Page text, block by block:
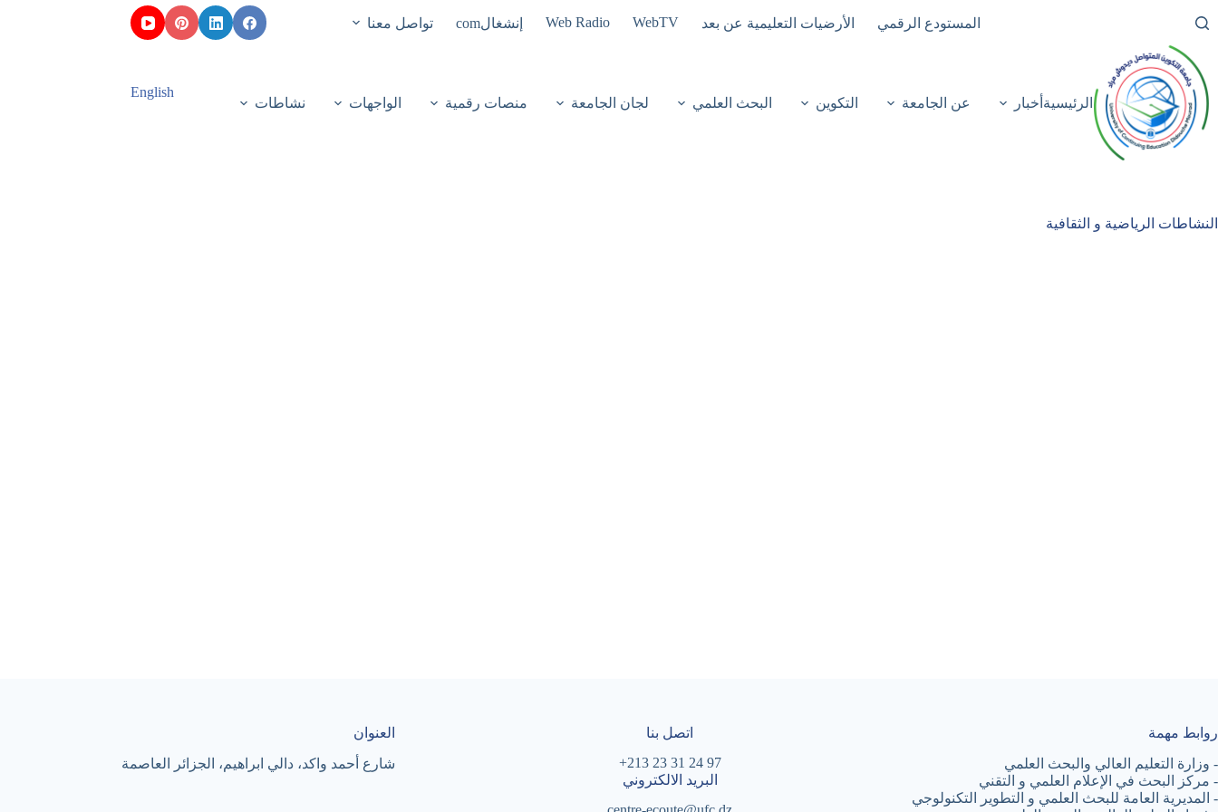
إلى
المحتوى
المستودع الرقمي الأرضيات التعليمية عن بعد WebTV
Web Radio إنشغالcom تواصل معنا
الرئيسية أخبار عن الجامعة التكوين البحث العلمي لجان الجامعة منصات رقمية الواجهات نشاطات
English
النشاطات الرياضية و الثقافية
روابط مهمة
- وزارة التعليم العالي والبحث العلمي
- مركز البحث في الإعلام العلمي و التقني
- المديرية العامة للبحث العلمي و التطوير التكنولوجي
اتصل بنا
97 24 31 23 213+
البريد الالكتروني
العنوان
شارع أحمد واكد، دالي ابراهيم، الجزائر العاصمة